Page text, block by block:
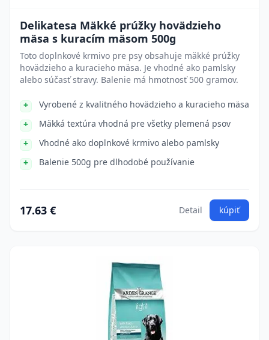
Delikatesa Mäkké prúžky hovädzieho
mäsa s kuracím mäsom 500g
Toto doplnkové krmivo pre psy obsahuje mäkké prúžky
hovädzieho a kuracieho mäsa. Je vhodné ako pamlsky
alebo súčasť stravy. Balenie má hmotnosť 500 gramov.
Vyrobené z kvalitného hovädzieho a kuracieho mäsa
Mäkká textúra vhodná pre všetky plemená psov
Vhodné ako doplnkové krmivo alebo pamlsky
Balenie 500g pre dlhodobé používanie
17.63 € Detail kúpiť